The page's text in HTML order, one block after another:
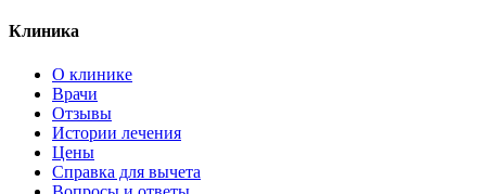
Клиника
О клинике
Врачи
Отзывы
Истории лечения
Цены
Справка для вычета